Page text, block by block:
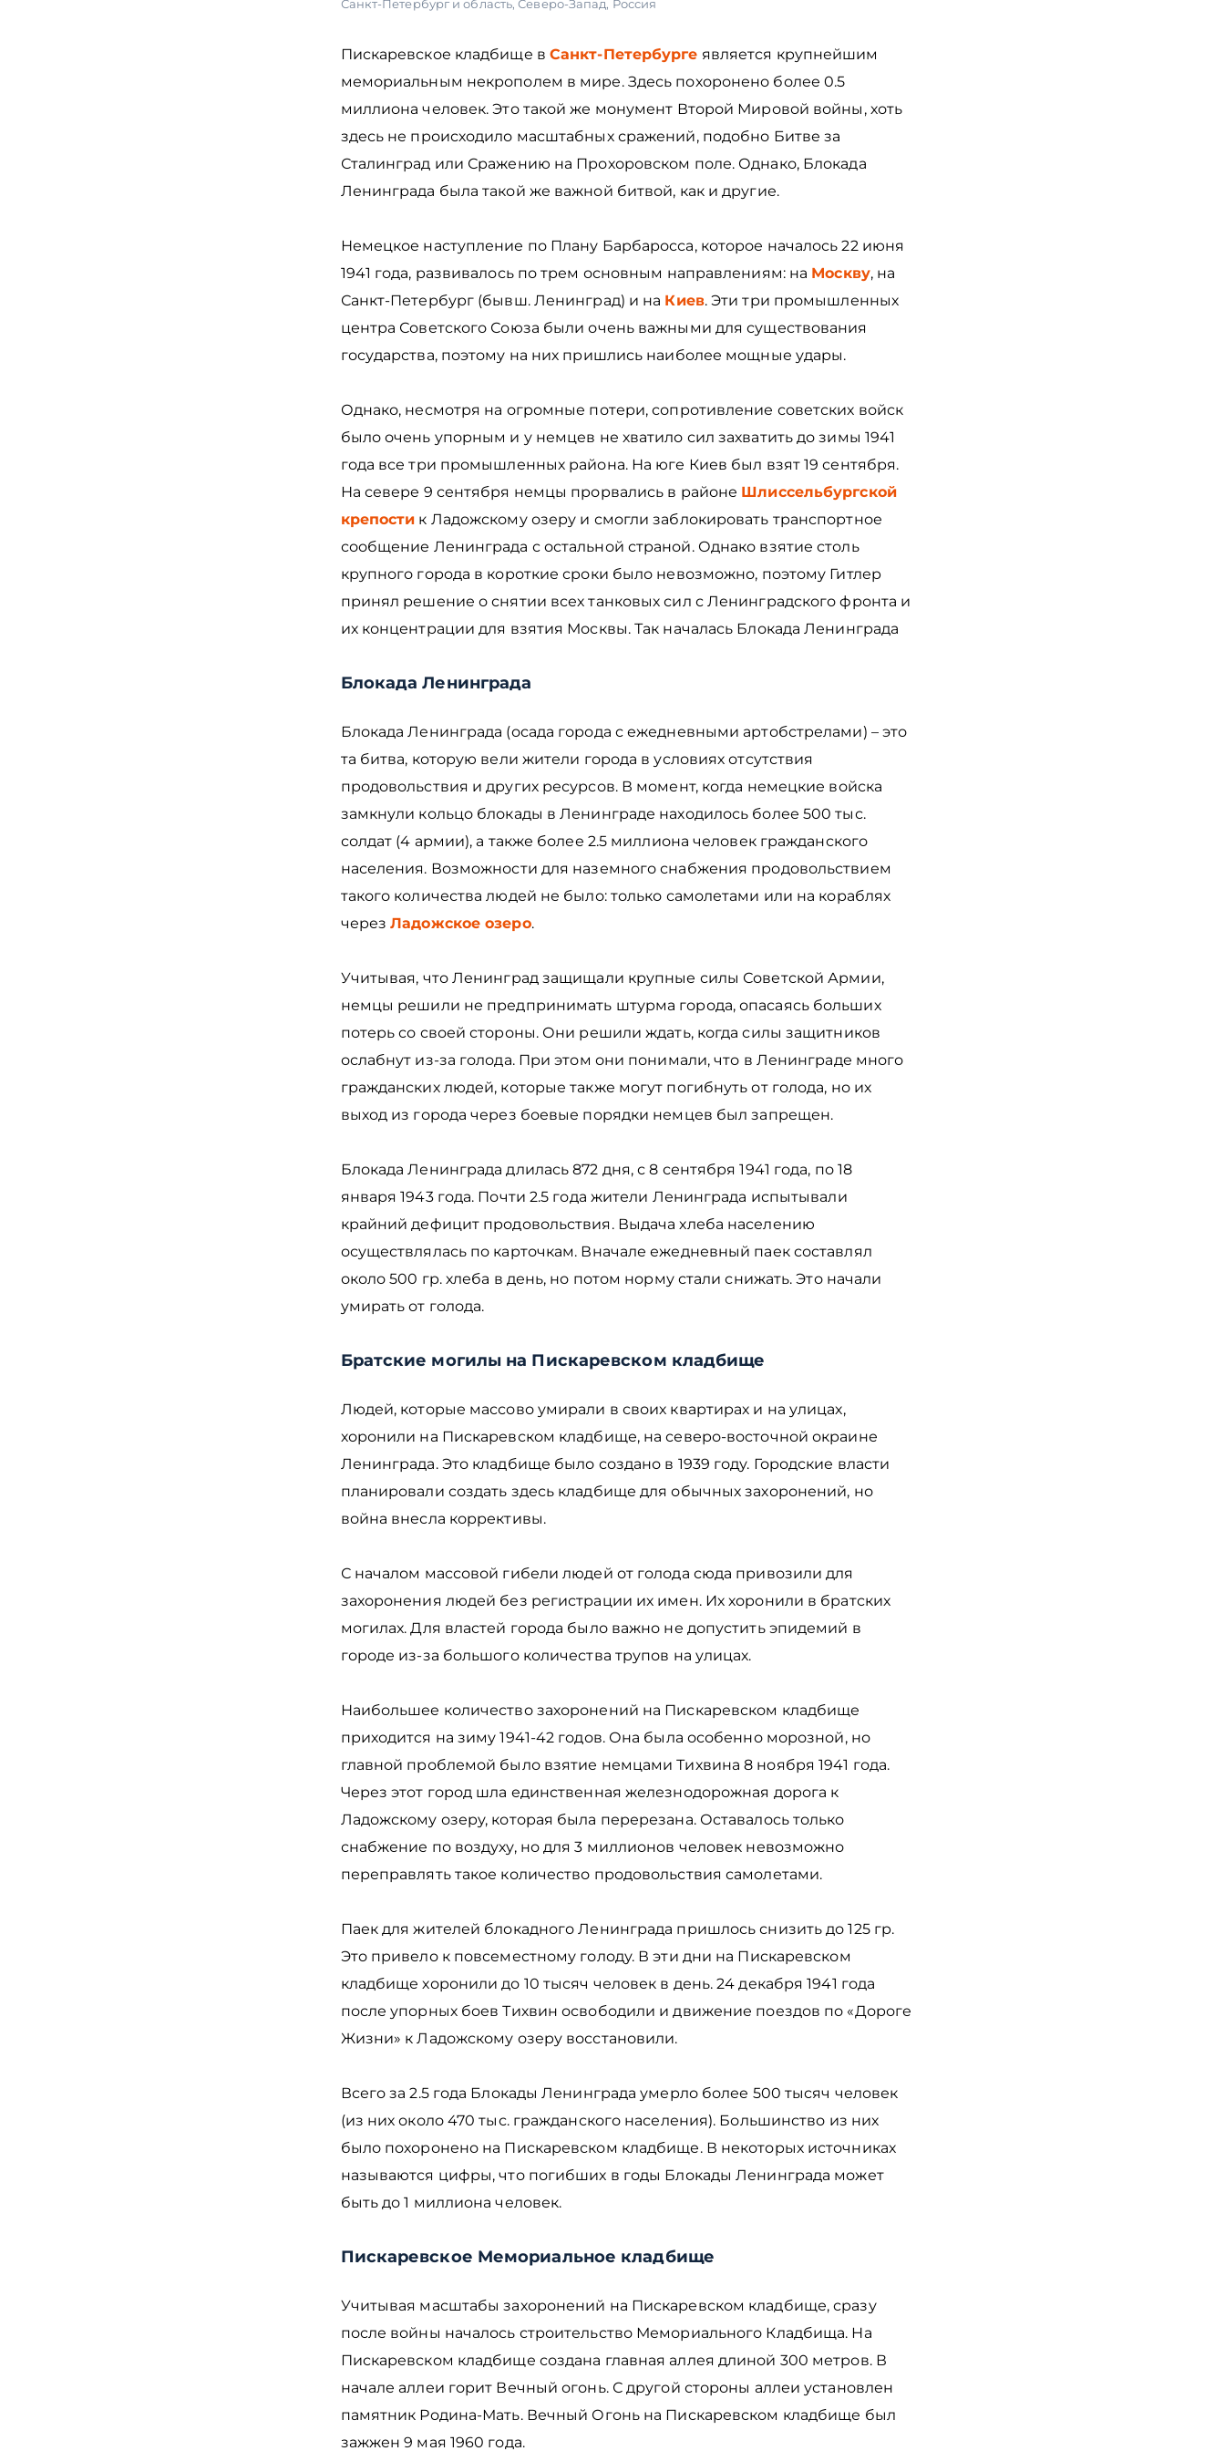
Санкт-Петербург и область,Северо-Запад, Россия
Пискаревское кладбище в Санкт-Петербурге является крупнейшим
мемориальным некрополем в мире. Здесь похоронено более 0.5
миллиона человек. Это такой же монумент Второй Мировой войны, хоть
здесь не происходило масштабных сражений, подобно Битве за
Сталинград или Сражению на Прохоровском поле. Однако, Блокада
Ленинграда была такой же важной битвой, как и другие.
Немецкое наступление по Плану Барбаросса, которое началось 22 июня
1941 года, развивалось по трем основным направлениям: на Москву, на
Санкт-Петербург (бывш. Ленинград) и на Киев. Эти три промышленных
центра Советского Союза были очень важными для существования
государства, поэтому на них пришлись наиболее мощные удары.
Однако, несмотря на огромные потери, сопротивление советских войск
было очень упорным и у немцев не хватило сил захватить до зимы 1941
года все три промышленных района. На юге Киев был взят 19 сентября.
На севере 9 сентября немцы прорвались в районе Шлиссельбургской
крепости к Ладожскому озеру и смогли заблокировать транспортное
сообщение Ленинграда с остальной страной. Однако взятие столь
крупного города в короткие сроки было невозможно, поэтому Гитлер
принял решение о снятии всех танковых сил с Ленинградского фронта и
их концентрации для взятия Москвы. Так началась Блокада Ленинграда
Блокада Ленинграда
Блокада Ленинграда (осада города с ежедневными артобстрелами) – это
та битва, которую вели жители города в условиях отсутствия
продовольствия и других ресурсов. В момент, когда немецкие войска
замкнули кольцо блокады в Ленинграде находилось более 500 тыс.
солдат (4 армии), а также более 2.5 миллиона человек гражданского
населения. Возможности для наземного снабжения продовольствием
такого количества людей не было: только самолетами или на кораблях
черезЛадожское озеро.
Учитывая, что Ленинград защищали крупные силы Советской Армии,
немцы решили не предпринимать штурма города, опасаясь больших
потерь со своей стороны. Они решили ждать, когда силы защитников
ослабнут из-за голода. При этом они понимали, что в Ленинграде много
гражданских людей, которые также могут погибнуть от голода, но их
выход из города через боевые порядки немцев был запрещен.
Блокада Ленинграда длилась 872 дня, с 8 сентября 1941 года, по 18
января 1943 года. Почти 2.5 года жители Ленинграда испытывали
крайний дефицит продовольствия. Выдача хлеба населению
осуществлялась по карточкам. Вначале ежедневный паек составлял
около 500 гр. хлеба в день, но потом норму стали снижать. Это начали
умирать от голода.
Братские могилы на Пискаревском кладбище
Людей, которые массово умирали в своих квартирах и на улицах,
хоронили на Пискаревском кладбище, на северо-восточной окраине
Ленинграда. Это кладбище было создано в 1939 году. Городские власти
планировали создать здесь кладбище для обычных захоронений, но
война внесла коррективы.
С началом массовой гибели людей от голода сюда привозили для
захоронения людей без регистрации их имен. Их хоронили в братских
могилах. Для властей города было важно не допустить эпидемий в
городе из-за большого количества трупов на улицах.
Наибольшее количество захоронений на Пискаревском кладбище
приходится на зиму 1941-42 годов. Она была особенно морозной, но
главной проблемой было взятие немцами Тихвина 8 ноября 1941 года.
Через этот город шла единственная железнодорожная дорога к
Ладожскому озеру, которая была перерезана. Оставалось только
снабжение по воздуху, но для 3 миллионов человек невозможно
переправлять такое количество продовольствия самолетами.
Паек для жителей блокадного Ленинграда пришлось снизить до 125 гр.
Это привело к повсеместному голоду. В эти дни на Пискаревском
кладбище хоронили до 10 тысяч человек в день. 24 декабря 1941 года
после упорных боев Тихвин освободили и движение поездов по «Дороге
Жизни» к Ладожскому озеру восстановили.
Всего за 2.5 года Блокады Ленинграда умерло более 500 тысяч человек
(из них около 470 тыс. гражданского населения). Большинство из них
было похоронено на Пискаревском кладбище. В некоторых источниках
называются цифры, что погибших в годы Блокады Ленинграда может
быть до 1 миллиона человек.
Пискаревское Мемориальное кладбище
Учитывая масштабы захоронений на Пискаревском кладбище, сразу
после войны началось строительство Мемориального Кладбища. На
Пискаревском кладбище создана главная аллея длиной 300 метров. В
начале аллеи горит Вечный огонь. С другой стороны аллеи установлен
памятник Родина-Мать. Вечный Огонь на Пискаревском кладбище был
зажжен 9 мая 1960 года.